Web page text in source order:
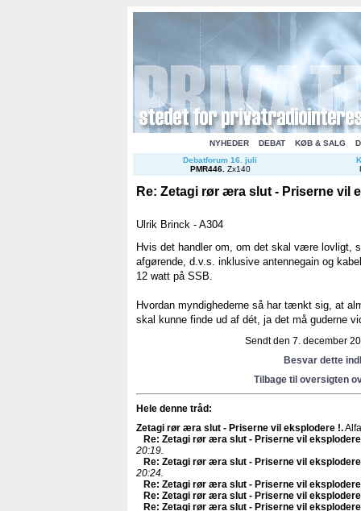
NYHEDER DEBAT KØB & SALG
Debatforum 16. juli
PMR446. Zx140
Re: Zetagi rør æra slut - Priserne vil
Ulrik Brinck - A304
Hvis det handler om, om det skal være lovligt,
afgørende, d.v.s. inklusive antennegain og
12 watt på SSB.
Hvordan myndighederne så har tænkt sig, at
skal kunne finde ud af dét, ja det må guderne
Sendt den 7. december
Besvar dette
Tilbage til oversigten
Hele denne tråd:
Zetagi rør æra slut - Priserne vil eksplodere !.
Re: Zetagi rør æra slut - Priserne vil
20:19.
Re: Zetagi rør æra slut - Priserne vil
20:24.
Re: Zetagi rør æra slut - Priserne vil
Re: Zetagi rør æra slut - Priserne vil
Re: Zetagi rør æra slut - Priserne vil